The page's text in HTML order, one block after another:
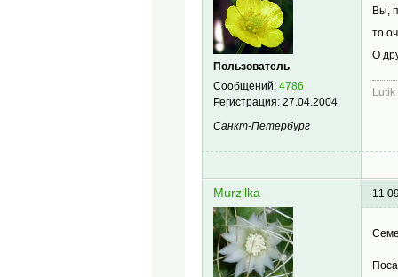
Пользователь
Сообщений:4786
Регистрация:27.04.2004
Санкт-Петербург
Вы,
то
О
Lutik
Murzilka